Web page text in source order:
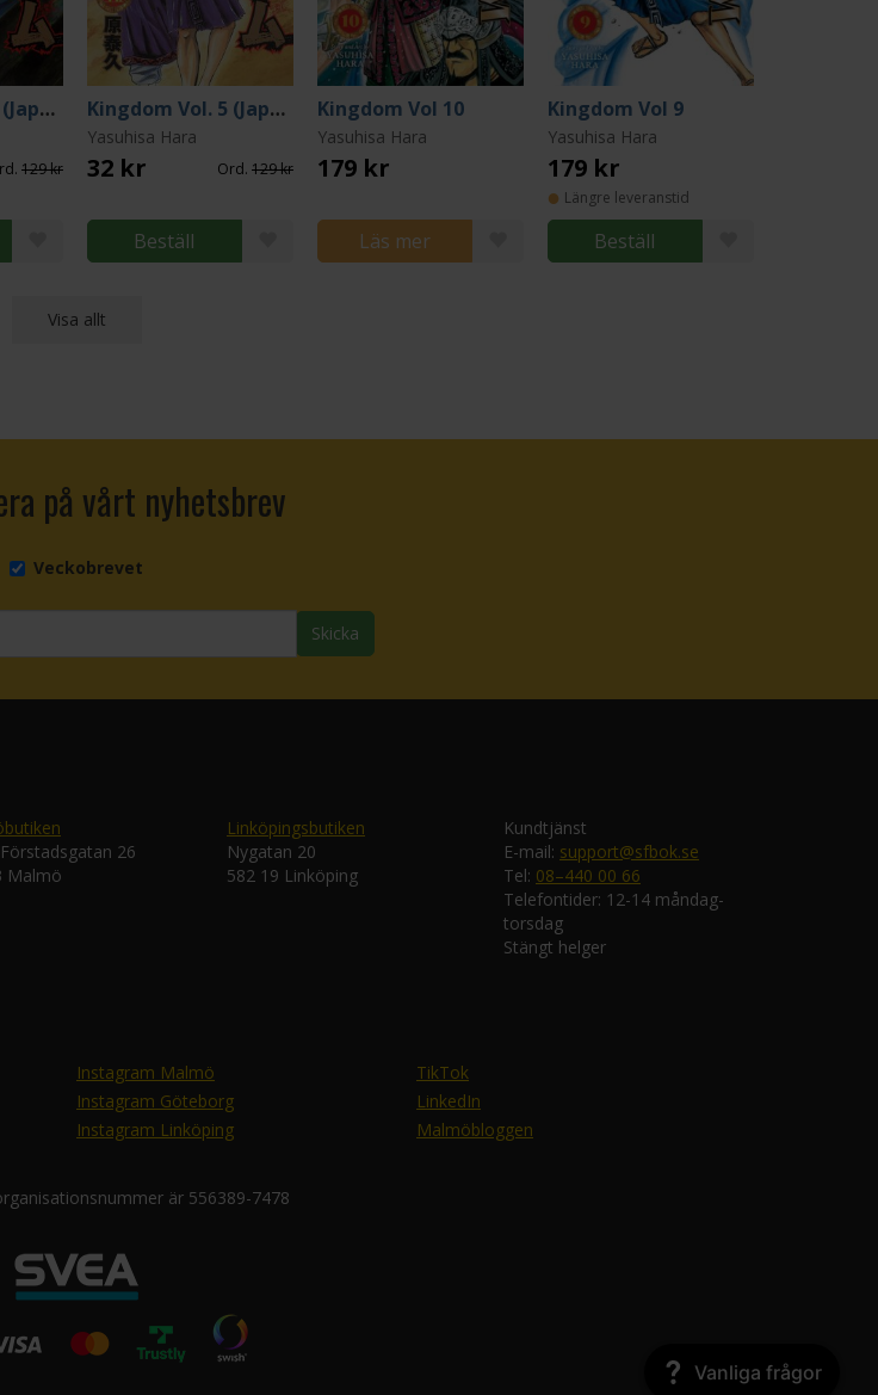
Kingdom Vol. 4 (Japansk)
129 kr
Kingdom Vol. 5 (Japansk)
Yasuhisa Hara
32 kr Ord. 129 kr
Beställ
Kingdom Vol 10
Yasuhisa Hara
179 kr
Läs mer
Kingdom Vol 9
Yasuhisa Hara
179 kr
Längre leveranstid
Beställ
Visa allt
på vårt nyhetsbrev
Veckobrevet
Skicka
26
Malmö
Linköpingsbutiken
Nygatan 20
582 19 Linköping
Kundtjänst
E-mail: support@sfbok.se
Tel: 08–440 00 66
Telefontider: 12-14 måndag-
torsdag
Stängt helger
Instagram Malmö
Instagram Göteborg
Instagram Linköping
TikTok
LinkedIn
Malmöbloggen
är 556389-7478
Vanliga frågor